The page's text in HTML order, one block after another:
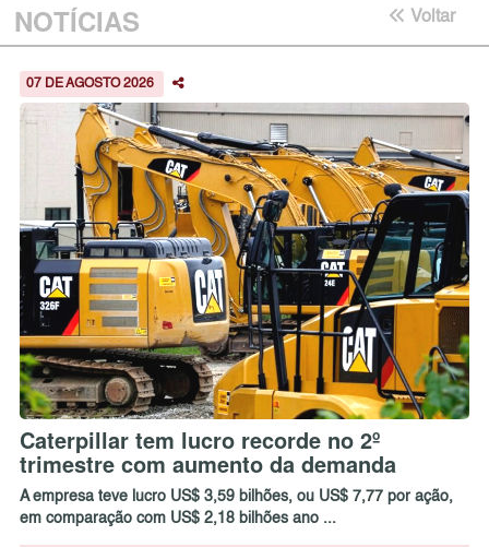
NOTÍCIAS Voltar
07 DE AGOSTO 2026
Caterpillar tem lucro recorde no 2º
trimestre com aumento da demanda
A empresa teve lucro US$ 3,59 bilhões, ou US$ 7,77 por ação,
em comparação com US$ 2,18 bilhões ano ...